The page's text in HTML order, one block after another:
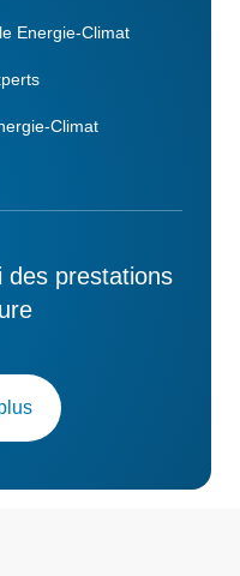
Energie-Climat
Climat
des prestations